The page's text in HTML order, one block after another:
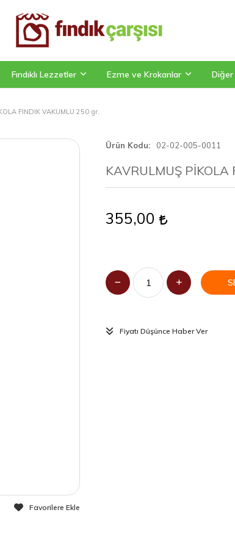
Fındıklı Lezzetler Ezme ve Krokanlar Diğer
FINDIK VAKUMLU 250 gr.
Favorilere Ekle
Ürün Kodu 02-02-005-0011
KAVRULMUŞ
355,00
Fiyatı Düşünce Haber Ver